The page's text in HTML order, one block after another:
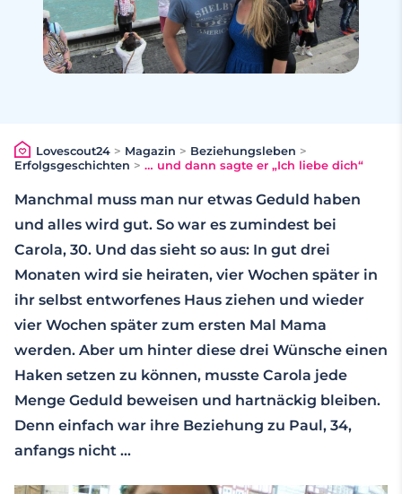
Lovescout24> Magazin > Beziehungsleben >
Erfolgsgeschichten > … und dann sagte er „Ich liebe dich“
Manchmal muss man nur etwas Geduld haben
und alles wird gut. So war es zumindest bei
Carola, 30. Und das sieht so aus: In gut drei
Monaten wird sie heiraten, vier Wochen später in
ihr selbst entworfenes Haus ziehen und wieder
vier Wochen später zum ersten Mal Mama
werden. Aber um hinter diese drei Wünsche einen
Haken setzen zu können, musste Carola jede
Menge Geduld beweisen und hartnäckig bleiben.
Denn einfach war ihre Beziehung zu Paul, 34,
anfangs nicht …